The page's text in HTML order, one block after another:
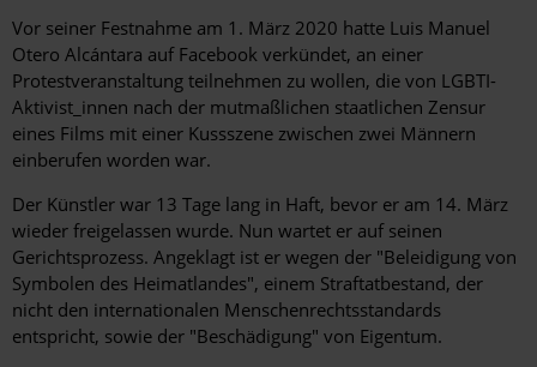
Vor seiner Festnahme am 1. März 2020 hatte Luis Manuel
Otero Alcántara auf Facebook verkündet, an einer
Protestveranstaltung teilnehmen zu wollen, die von LGBTI-
Aktivist_innen nach der mutmaßlichen staatlichen Zensur
eines Films mit einer Kussszene zwischen zwei Männern
einberufen worden war.
Der Künstler war 13 Tage lang in Haft, bevor er am 14. März
wieder freigelassen wurde. Nun wartet er auf seinen
Gerichtsprozess. Angeklagt ist er wegen der "Beleidigung von
Symbolen des Heimatlandes", einem Straftatbestand, der
nicht den internationalen Menschenrechtsstandards
entspricht, sowie der "Beschädigung" von Eigentum.